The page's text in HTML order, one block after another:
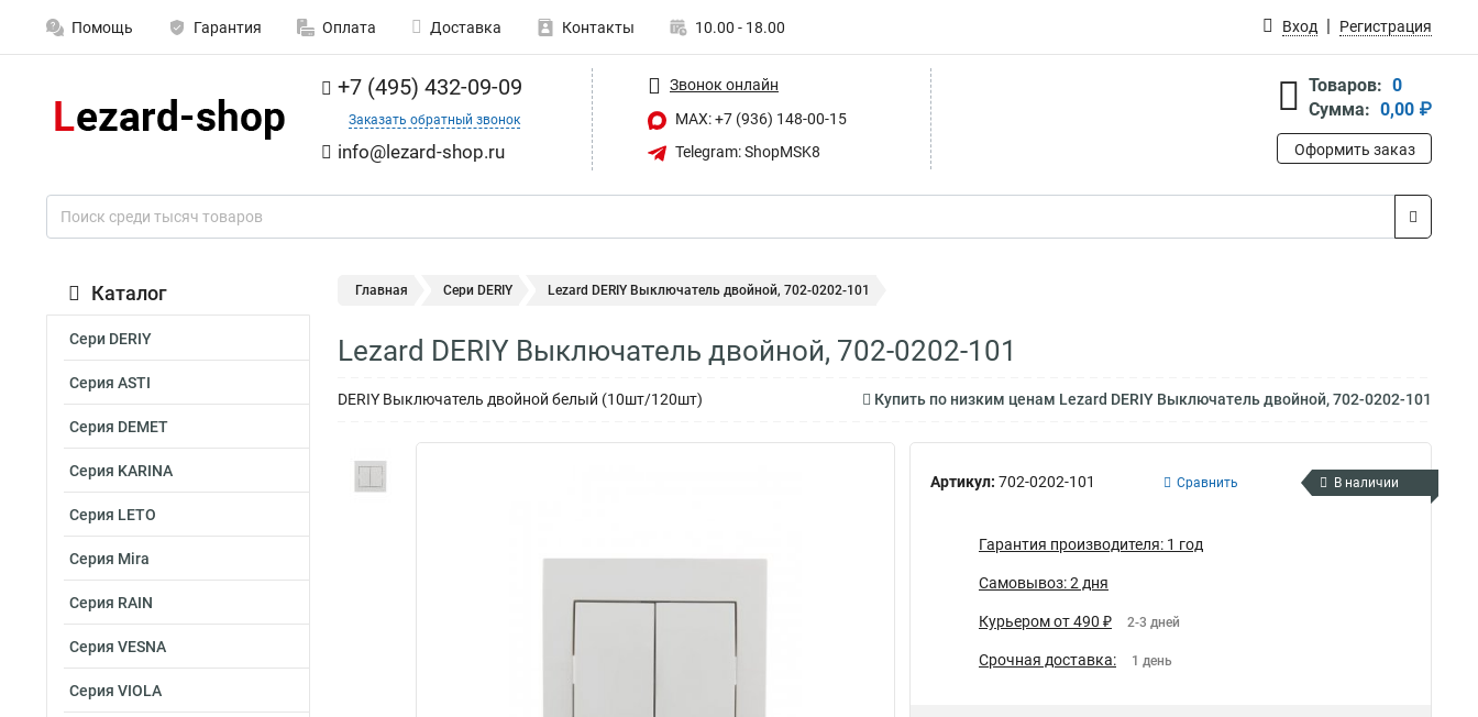
Помощь Гарантия Оплата Доставка Контакты 10.00 - 18.00 Вход Регистрация
+7 (495) 432-09-09
Заказать обратный звонок
info@lezard-shop.ru
Звонок онлайн
MAX: +7 (936) 148-00-15
Telegram: ShopMSK8
Товаров: 0
Сумма: 0,00 ₽
Оформить заказ
Каталог
Сери DERIY
Серия ASTI
Серия DEMET
Серия KARINA
Серия LETO
Серия Mira
Серия RAIN
Серия VESNA
Серия VIOLA
Главная Сери DERIY Lezard DERIY Выключатель двойной, 702-0202-101
Lezard DERIY Выключатель двойной, 702-0202-101
DERIY Выключатель двойной белый (10шт/120шт) Купить по низким ценам Lezard DERIY Выключатель двойной, 702-0202-101
Артикул: 702-0202-101 Сравнить В наличии
Гарантия производителя: 1 год
Самовывоз: 2 дня
Курьером от 490 ₽ 2-3 дней
Срочная доставка: 1 день